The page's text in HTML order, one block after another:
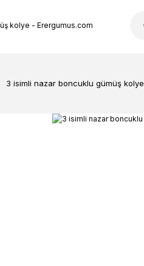
3 isimli nazar boncuklu gümüş kolye